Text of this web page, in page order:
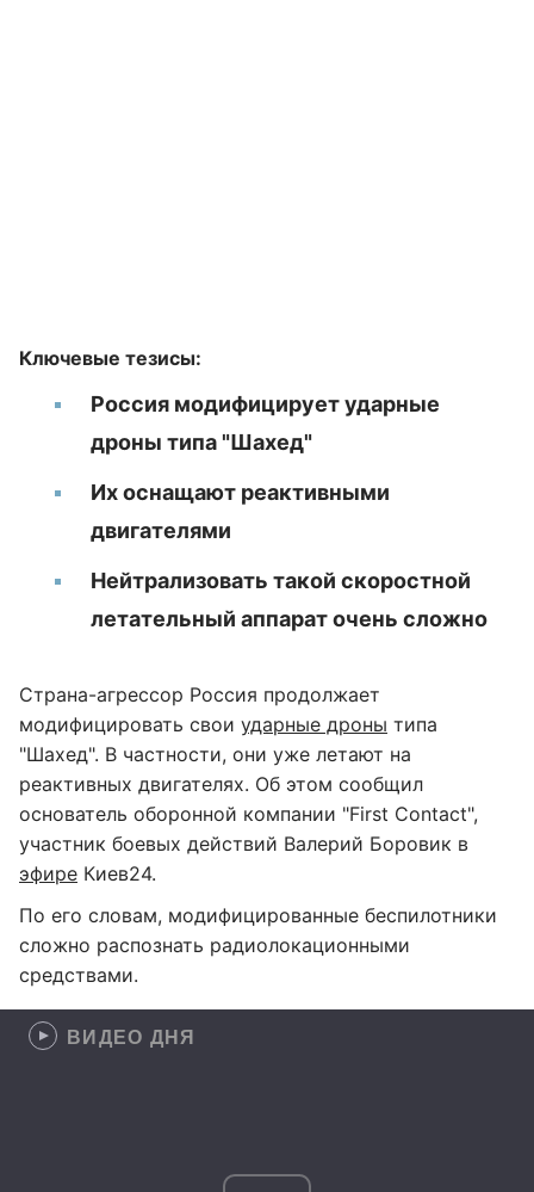
Ключевые тезисы:
Россия модифицирует ударные
дроны типа "Шахед"
Их оснащают реактивными
двигателями
Нейтрализовать такой скоростной
летательный аппарат очень сложно
Страна-агрессор Россия продолжает
модифицировать свои ударные дроны типа
"Шахед". В частности, они уже летают на
реактивных двигателях. Об этом сообщил
основатель оборонной компании "First Contact",
участник боевых действий Валерий Боровик в
эфире Киев24.
По его словам, модифицированные беспилотники
сложно распознать радиолокационными
средствами.
ВИДЕО ДНЯ